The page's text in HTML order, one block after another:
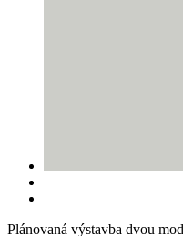
Plánovaná výstavba dvou